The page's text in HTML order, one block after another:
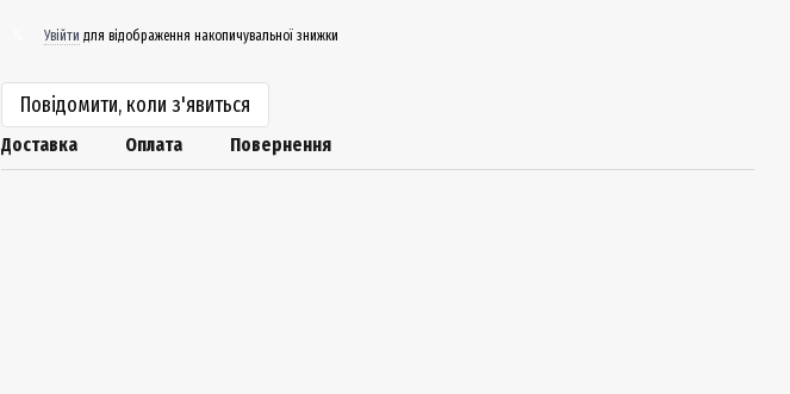
Увійти для відображення накопичувальної знижки
Повідомити, коли з'явиться
Доставка Оплата Повернення